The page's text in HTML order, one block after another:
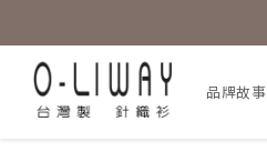
品牌故事